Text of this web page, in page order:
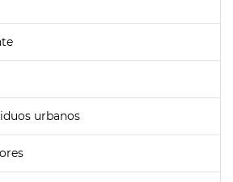
urbanos